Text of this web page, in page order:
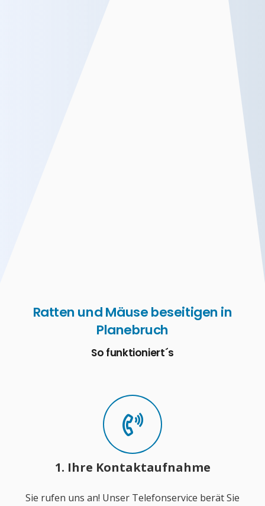
Ratten und Mäuse beseitigen in
Planebruch
So funktioniert´s
1. Ihre Kontaktaufnahme
Sie rufen uns an! Unser Telefonservice berät Sie